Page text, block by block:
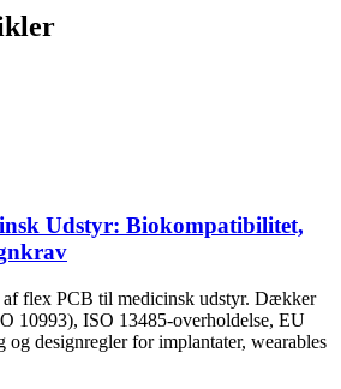
Udstyr: Biokompatibilitet,
flex PCB til medicinsk udstyr. Dækker
10993), ISO 13485-overholdelse, EU
designregler for implantater, wearables